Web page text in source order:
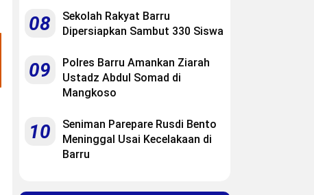
08
Sekolah Rakyat Barru
Dipersiapkan Sambut 330 Siswa
09
Polres Barru Amankan Ziarah
Ustadz Abdul Somad di
Mangkoso
10
Seniman Parepare Rusdi Bento
Meninggal Usai Kecelakaan di
Barru